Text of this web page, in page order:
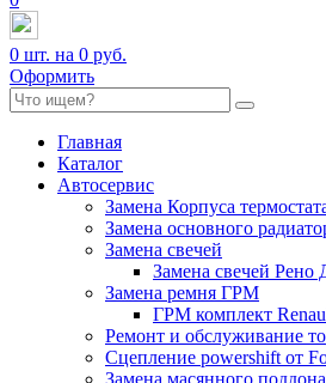
0 шт. на 0 руб.
Оформить
Главная
Каталог
Автосервис
Замена Корпуса
Замена основного
Замена свечей
Замена свечей Рено
Замена ремня ГРМ
ГРМ комплект
Ремонт и обслуживание
Сцепление powershift от
Замена масянного